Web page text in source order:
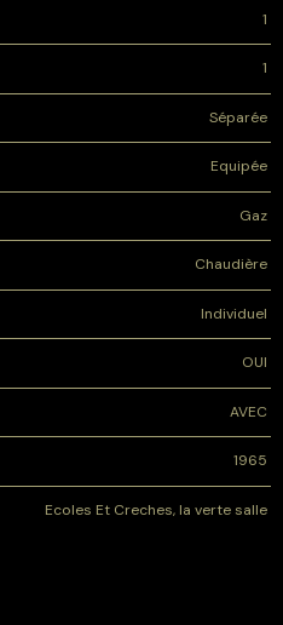
1
1
Séparée
Equipée
Gaz
Chaudière
Individuel
OUI
AVEC
1965
Ecoles Et Creches, la verte salle